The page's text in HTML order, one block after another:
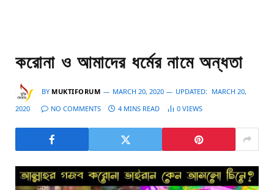
করোনা ও আমাদের ধর্মের নামে অন্ধতা
BY MUKTIFORUM MARCH 20, 2020 UPDATED: MARCH 20,
2020
NO COMMENTS 4 MINS READ 0 VIEWS